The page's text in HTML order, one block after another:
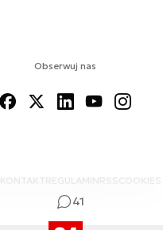
41
Obserwuj nas
KONTAKTREGULAMINRSS COOKIES